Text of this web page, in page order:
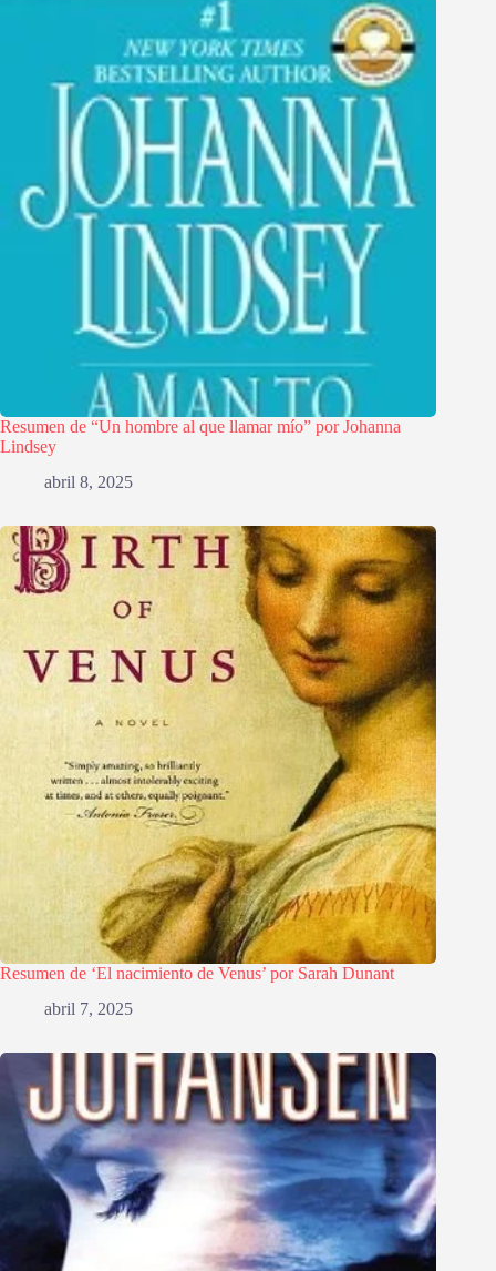
Resumen de “Un hombre al que llamar mío” por Johanna
Lindsey
abril 8, 2025
Resumen de ‘El nacimiento de Venus’ por Sarah Dunant
abril 7, 2025